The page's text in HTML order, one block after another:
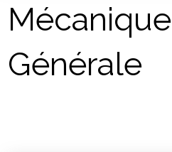
Mécanique
Générale